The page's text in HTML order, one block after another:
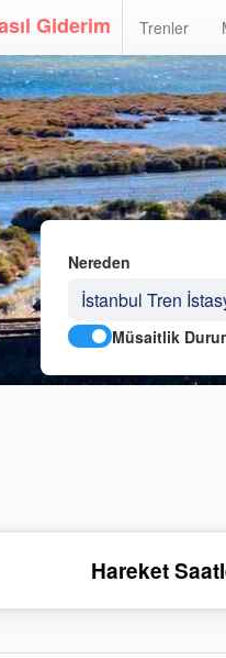
Giderim Trenler
Nereden
Müsaitlik
Hareket